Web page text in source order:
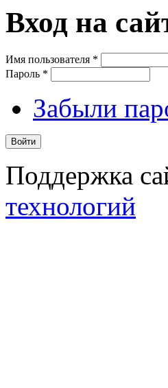
Вход на
Имя пользователя *
Пароль *
Забыли
Поддержка
технологий